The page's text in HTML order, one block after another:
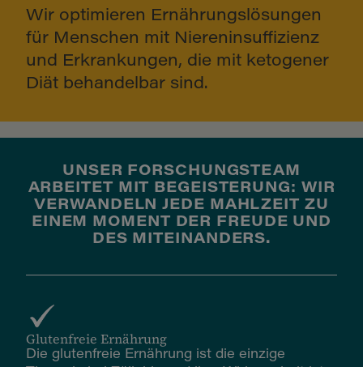
Wir optimieren Ernährungslösungen
für Menschen mit Niereninsuffizienz
und Erkrankungen, die mit ketogener
Diät behandelbar sind.
UNSER FORSCHUNGSTEAM
ARBEITET MIT BEGEISTERUNG: WIR
VERWANDELN JEDE MAHLZEIT ZU
EINEM MOMENT DER FREUDE UND
DES MITEINANDERS.
Glutenfreie Ernährung
Die glutenfreie Ernährung ist die einzige